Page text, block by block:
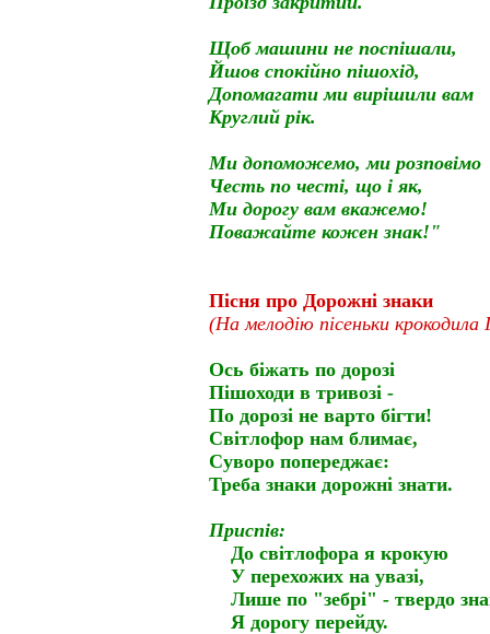
Щоб машини не поспішали,
Йшов спокійно пішохід,
Допомагати ми вирішили вам
Круглий рік.
Ми допоможемо, ми розповімо
Честь по честі, що і як,
Ми дорогу вам вкажемо!
Поважайте кожен знак!"
Пісня про Дорожні знаки
(На мелодію пісеньки крокодила
Ось біжать по дорозі
Пішоходи в тривозі -
По дорозі не варто бігти!
Світлофор нам блимає,
Суворо попереджає:
Треба знаки дорожні знати.
Приспів:
До світлофора я крокую
У перехожих на увазі,
Лише по "зебрі" - твердо
Я дорогу перейду.